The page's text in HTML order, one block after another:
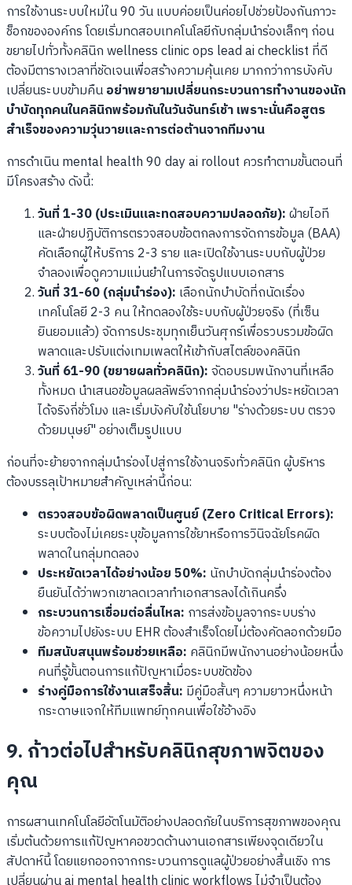
การใช้งานระบบใหม่ใน 90 วัน แบบค่อยเป็นค่อยไปช่วยป้องกันภาวะ
ช็อกขององค์กร โดยเริ่มทดสอบเทคโนโลยีกับกลุ่มนำร่องเล็กๆ ก่อน
ขยายไปทั่วทั้งคลินิก wellness clinic ops lead ai checklist ที่ดี
ต้องมีตารางเวลาที่ชัดเจนเพื่อสร้างความคุ้นเคย มากกว่าการบังคับ
เปลี่ยนระบบข้ามคืนอย่าพยายามเปลี่ยนกระบวนการทำงานของนัก
บำบัดทุกคนในคลินิกพร้อมกันในวันจันทร์เช้า เพราะนั่นคือสูตร
สำเร็จของความวุ่นวายและการต่อต้านจากทีมงาน
การดำเนิน mental health 90 day ai rollout ควรทำตามขั้นตอนที่
มีโครงสร้าง ดังนี้:
วันที่ 1-30 (ประเมินและทดสอบความปลอดภัย):ฝ่ายไอที
และฝ่ายปฏิบัติการตรวจสอบข้อตกลงการจัดการข้อมูล (BAA)
คัดเลือกผู้ให้บริการ 2-3 ราย และเปิดใช้งานระบบกับผู้ป่วย
จำลองเพื่อดูความแม่นยำในการจัดรูปแบบเอกสาร
วันที่ 31-60 (กลุ่มนำร่อง): เลือกนักบำบัดที่ถนัดเรื่อง
เทคโนโลยี 2-3 คน ให้ทดลองใช้ระบบกับผู้ป่วยจริง (ที่เซ็น
ยินยอมแล้ว) จัดการประชุมทุกเย็นวันศุกร์เพื่อรวบรวมข้อผิด
พลาดและปรับแต่งเทมเพลตให้เข้ากับสไตล์ของคลินิก
วันที่ 61-90 (ขยายผลทั่วคลินิก):จัดอบรมพนักงานที่เหลือ
ทั้งหมด นำเสนอข้อมูลผลลัพธ์จากกลุ่มนำร่องว่าประหยัดเวลา
ได้จริงกี่ชั่วโมง และเริ่มบังคับใช้นโยบาย "ร่างด้วยระบบ ตรวจ
ด้วยมนุษย์" อย่างเต็มรูปแบบ
ก่อนที่จะย้ายจากกลุ่มนำร่องไปสู่การใช้งานจริงทั่วคลินิก ผู้บริหาร
ต้องบรรลุเป้าหมายสำคัญเหล่านี้ก่อน:
ตรวจสอบข้อผิดพลาดเป็นศูนย์ (Zero Critical Errors):
ระบบต้องไม่เคยระบุข้อมูลการใช้ยาหรือการวินิจฉัยโรคผิด
พลาดในกลุ่มทดลอง
ประหยัดเวลาได้อย่างน้อย 50%: นักบำบัดกลุ่มนำร่องต้อง
ยืนยันได้ว่าพวกเขาลดเวลาทำเอกสารลงได้เกินครึ่ง
กระบวนการเชื่อมต่อลื่นไหล: การส่งข้อมูลจากระบบร่าง
ข้อความไปยังระบบ EHR ต้องสำเร็จโดยไม่ต้องคัดลอกด้วยมือ
ทีมสนับสนุนพร้อมช่วยเหลือ: คลินิกมีพนักงานอย่างน้อยหนึ่ง
คนที่รู้ขั้นตอนการแก้ปัญหาเมื่อระบบขัดข้อง
ร่างคู่มือการใช้งานเสร็จสิ้น: มีคู่มือสั้นๆ ความยาวหนึ่งหน้า
กระดาษแจกให้ทีมแพทย์ทุกคนเพื่อใช้อ้างอิง
9. ก้าวต่อไปสำหรับคลินิกสุขภาพจิตของ
คุณ
การผสานเทคโนโลยีอัตโนมัติอย่างปลอดภัยในบริการสุขภาพของคุณ
เริ่มต้นด้วยการแก้ปัญหาคอขวดด้านงานเอกสารเพียงจุดเดียวใน
สัปดาห์นี้ โดยแยกออกจากกระบวนการดูแลผู้ป่วยอย่างสิ้นเชิง การ